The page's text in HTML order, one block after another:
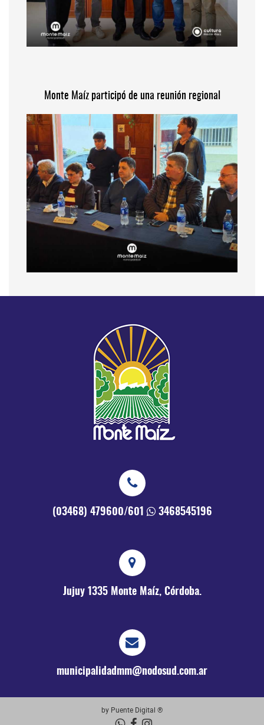
Monte Maíz participó de una reunión regional
(03468) 479600/601 3468545196
Jujuy 1335 Monte Maíz, Córdoba.
municipalidadmm@nodosud.com.ar
by Puente Digital ®